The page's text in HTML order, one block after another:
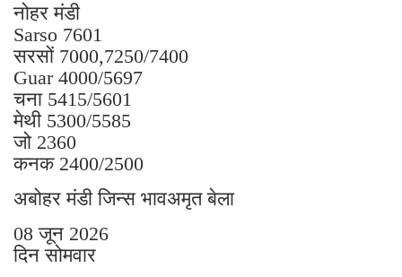
नोहर मंडी
Sarso 7601
सरसों 7000,7250/7400
Guar 4000/5697
चना 5415/5601
मेथी 5300/5585
जो 2360
कनक 2400/2500
अबोहर मंडी जिन्स भावअमृत बेला
08 जून 2026
दिन सोमवार